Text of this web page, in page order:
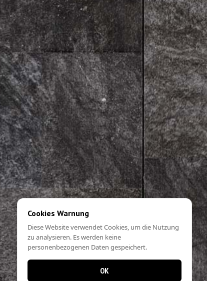
Cookies Warnung
Diese Website verwendet Cookies, um die Nutzung
zu analysieren. Es werden keine
personenbezogenen Daten gespeichert.
OK